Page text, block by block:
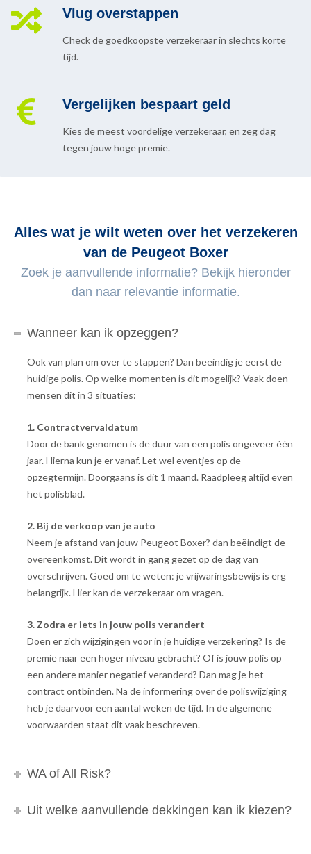
Vlug overstappen
Check de goedkoopste verzekeraar in slechts korte
tijd.
Vergelijken bespaart geld
Kies de meest voordelige verzekeraar, en zeg dag
tegen jouw hoge premie.
Alles wat je wilt weten over het verzekeren
van de Peugeot Boxer
Zoek je aanvullende informatie? Bekijk hieronder
dan naar relevantie informatie.
Wanneer kan ik opzeggen?
Ook van plan om over te stappen? Dan beëindig je eerst de
huidige polis. Op welke momenten is dit mogelijk? Vaak doen
mensen dit in 3 situaties:
1. Contractvervaldatum
Door de bank genomen is de duur van een polis ongeveer één
jaar. Hierna kun je er vanaf. Let wel eventjes op de
opzegtermijn. Doorgaans is dit 1 maand. Raadpleeg altijd even
het polisblad.
2. Bij de verkoop van je auto
Neem je afstand van jouw Peugeot Boxer? dan beëindigt de
overeenkomst. Dit wordt in gang gezet op de dag van
overschrijven. Goed om te weten: je vrijwaringsbewijs is erg
belangrijk. Hier kan de verzekeraar om vragen.
3. Zodra er iets in jouw polis verandert
Doen er zich wijzigingen voor in je huidige verzekering? Is de
premie naar een hoger niveau gebracht? Of is jouw polis op
een andere manier negatief veranderd? Dan mag je het
contract ontbinden. Na de informering over de poliswijziging
heb je daarvoor een aantal weken de tijd. In de algemene
voorwaarden staat dit vaak beschreven.
WA of All Risk?
Uit welke aanvullende dekkingen kan ik kiezen?